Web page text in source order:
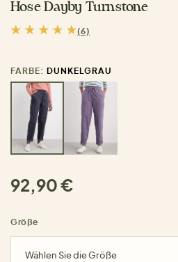
Hose Dayby Turnstone
(6)
FARBE: DUNKELGRAU
92,90 €
Größe
Wählen Sie die Größe